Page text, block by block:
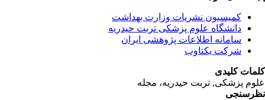
کمیسیون نشریات وزارت بهداشت
دانشگاه علوم پزشکی تربت حیدریه
سامانه اطلاعات پژوهشی ایران
شرکت یکتاوب
کلمات کلیدی
علوم پزشکی, تربت حیدریه، مجله
نظرسنجی